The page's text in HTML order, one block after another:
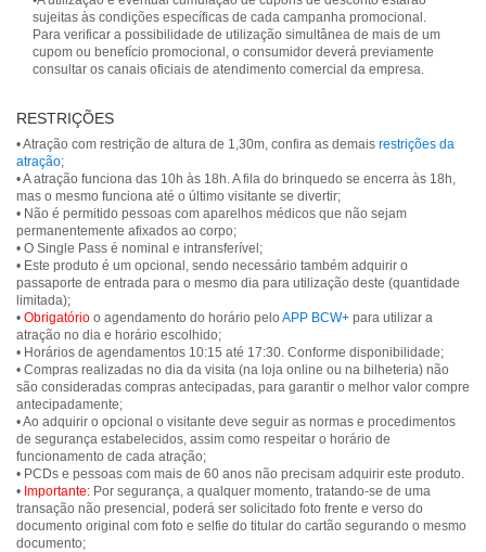
sujeitas às condições específicas de cada campanha promocional.
Para verificar a possibilidade de utilização simultânea de mais de um
cupom ou benefício promocional, o consumidor deverá previamente
consultar os canais oficiais de atendimento comercial da empresa.
RESTRIÇÕES
• Atração com restrição de altura de 1,30m, confira as demais restrições da
atração;
• A atração funciona das 10h às 18h. A fila do brinquedo se encerra às 18h,
mas o mesmo funciona até o último visitante se divertir;
• Não é permitido pessoas com aparelhos médicos que não sejam
permanentemente afixados ao corpo;
• O Single Pass é nominal e intransferível;
• Este produto é um opcional, sendo necessário também adquirir o
passaporte de entrada para o mesmo dia para utilização deste (quantidade
limitada);
• Obrigatório o agendamento do horário pelo APP BCW+ para utilizar a
atração no dia e horário escolhido;
• Horários de agendamentos 10:15 até 17:30. Conforme disponibilidade;
• Compras realizadas no dia da visita (na loja online ou na bilheteria) não
são consideradas compras antecipadas, para garantir o melhor valor compre
antecipadamente;
• Ao adquirir o opcional o visitante deve seguir as normas e procedimentos
de segurança estabelecidos, assim como respeitar o horário de
funcionamento de cada atração;
• PCDs e pessoas com mais de 60 anos não precisam adquirir este produto.
• Importante: Por segurança, a qualquer momento, tratando-se de uma
transação não presencial, poderá ser solicitado foto frente e verso do
documento original com foto e selfie do titular do cartão segurando o mesmo
documento;